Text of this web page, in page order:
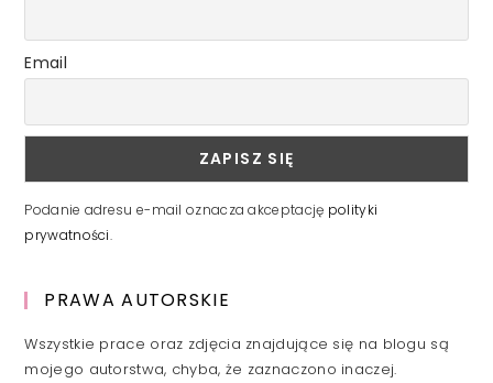
Email
Podanie adresu e-mail oznacza akceptację polityki
prywatności.
PRAWA AUTORSKIE
Wszystkie prace oraz zdjęcia znajdujące się na blogu są
mojego autorstwa, chyba, że zaznaczono inaczej.